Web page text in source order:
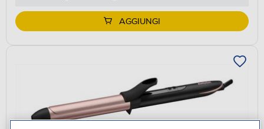
AGGIUNGI